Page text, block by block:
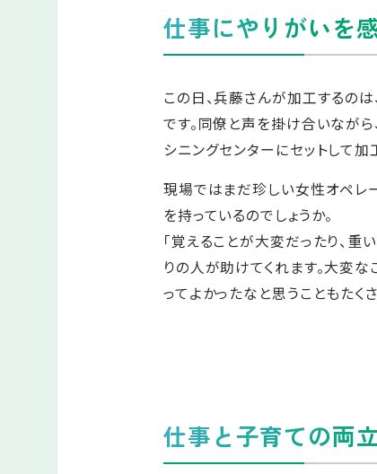
仕事にやりがいを
この日、兵藤さんが加工するの
です。同僚と声を掛け合いながら
シニングセンターにセットして加
現場ではまだ珍しい女性オペレ
を持っているのでしょうか。
「覚えることが大変だったり、重
りの人が助けてくれます。大変
ってよかったなと思うこともたく
仕事と子育ての両